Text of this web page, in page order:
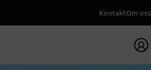
KontaktOm oss
sökningen med söktermen {searchTerm}